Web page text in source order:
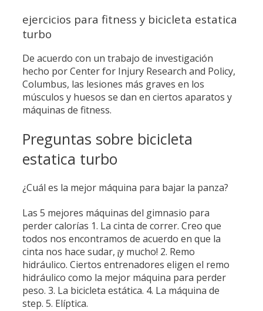
ejercicios para fitness y bicicleta estatica
turbo
De acuerdo con un trabajo de investigación
hecho por Center for Injury Research and Policy,
Columbus, las lesiones más graves en los
músculos y huesos se dan en ciertos aparatos y
máquinas de fitness.
Preguntas sobre bicicleta
estatica turbo
¿Cuál es la mejor máquina para bajar la panza?
Las 5 mejores máquinas del gimnasio para
perder calorías 1. La cinta de correr. Creo que
todos nos encontramos de acuerdo en que la
cinta nos hace sudar, ¡y mucho! 2. Remo
hidráulico. Ciertos entrenadores eligen el remo
hidráulico como la mejor máquina para perder
peso. 3. La bicicleta estática. 4. La máquina de
step. 5. Elíptica.